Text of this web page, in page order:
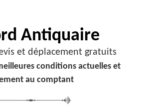
Antiquaire
et déplacement gratuits
conditions actuelles et
au comptant